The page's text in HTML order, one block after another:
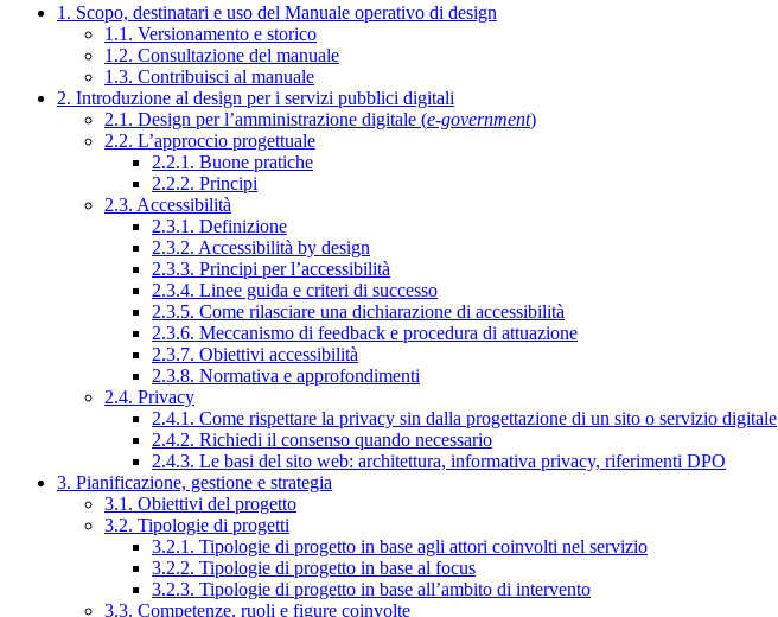
1. Scopo, destinatari e uso del Manuale operativo di design
1.1. Versionamento e storico
1.2. Consultazione del manuale
1.3. Contribuisci al manuale
2. Introduzione al design per i servizi pubblici digitali
2.1. Design per l’amministrazione digitale (e-government)
2.2. L’approccio progettuale
2.2.1. Buone pratiche
2.2.2. Principi
2.3. Accessibilità
2.3.1. Definizione
2.3.2. Accessibilità by design
2.3.3. Principi per l’accessibilità
2.3.4. Linee guida e criteri di successo
2.3.5. Come rilasciare una dichiarazione di accessibilità
2.3.6. Meccanismo di feedback e procedura di attuazione
2.3.7. Obiettivi accessibilità
2.3.8. Normativa e approfondimenti
2.4. Privacy
2.4.1. Come rispettare la privacy sin dalla progettazione di un sito o servizio digitale
2.4.2. Richiedi il consenso quando necessario
2.4.3. Le basi del sito web: architettura, informativa privacy, riferimenti DPO
3. Pianificazione, gestione e strategia
3.1. Obiettivi del progetto
3.2. Tipologie di progetti
3.2.1. Tipologie di progetto in base agli attori coinvolti nel servizio
3.2.2. Tipologie di progetto in base al focus
3.2.3. Tipologie di progetto in base all’ambito di intervento
3.3. Competenze, ruoli e figure coinvolte